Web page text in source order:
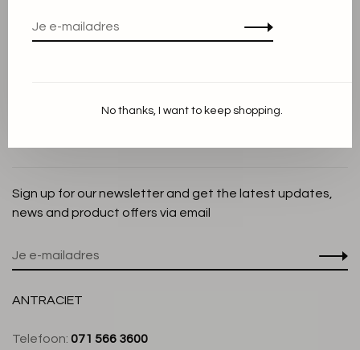
Cookieverklaring
Sign up for our newsletter and get the latest updates,
news and product offers via email
ANTRACIET
Telefoon: 071 566 3600
No thanks, I want to keep shopping.